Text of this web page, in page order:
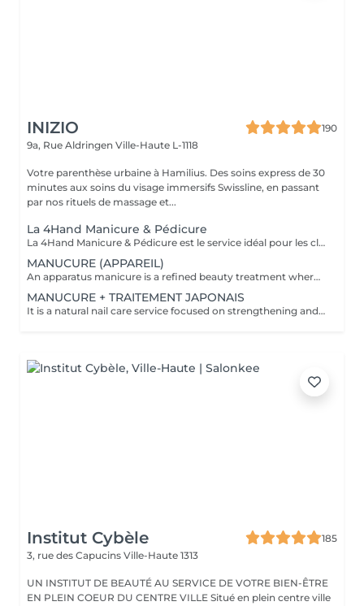
INIZIO
190
9a, Rue Aldringen Ville-Haute L-1118
Votre parenthèse urbaine à Hamilius. Des soins express de 30
minutes aux soins du visage immersifs Swissline, en passant
par nos rituels de massage et...
La 4Hand Manicure & Pédicure
La 4Hand Manicure & Pédicure est le service idéal pour les clients qui apprécient le temps, l'efficacité et l'indulgence. Profitez d'une manucure et d'une pédicure complètes en même temps, réalisées par deux esthéticiennes travaillant en parallèle. Pendant qu'une technicienne modèle vos ongles et chouchoute vos mains, l'autre prend soin de vos pieds avec un gommage, un soin des callosités, un massage et une pose de vernis. Cette expérience fluide de 2 heures offre un fini parfait de salon en une seule visite, vous faisant gagner du temps et maximisant votre confort. Veuillez sélectionner les options suivantes
MANUCURE (APPAREIL)
An apparatus manicure is a refined beauty treatment where gentle electric tools are used to shape and polish your nails, giving them a smooth and flawless finish. This technique offers precision and care, helping reveal your nails' natural beauty while ensuring a soft, elegant look. The process feels modern yet gentle, often leaving your hands and nails looking polished and perfectly groomed with a subtle shine that enhances your overall elegance
MANUCURE + TRAITEMENT JAPONAIS
It is a natural nail care service focused on strengthening and nourishing nails using traditional Japanese techniques. The treatment involves gentle cuticle care, nail shaping, and buffing, followed by the application of a special nutrient-rich paste containing ingredients like vitamins A and E, keratin, bee pollen, and silica from the Japanese sea. This paste is massaged into the nails and sealed with a protective powder, resulting in strong, healthy nails with a natural, pearly shine. The treatment is chemical-free, ideal for brittle or damaged nails, and enhances nail health without polish
Institut Cybèle
185
3, rue des Capucins Ville-Haute 1313
UN INSTITUT DE BEAUTÉ AU SERVICE DE VOTRE BIEN-ÊTRE
EN PLEIN COEUR DU CENTRE VILLE Situé en plein centre ville